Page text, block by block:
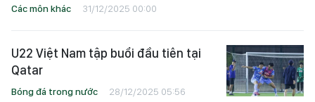
Các môn khác 31/12/2025 00:00
U22 Việt Nam tập buổi đầu tiên tại
Qatar
Bóng đá trong nước 28/12/2025 05:56